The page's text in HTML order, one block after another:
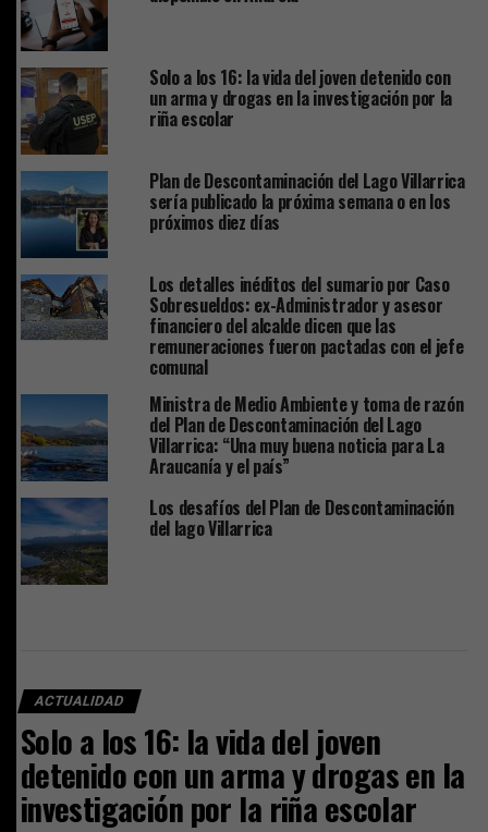
Solo a los 16: la vida del joven detenido con
un arma y drogas en la investigación por la
riña escolar
Plan de Descontaminación del Lago Villarrica
sería publicado la próxima semana o en los
próximos diez días
Los detalles inéditos del sumario por Caso
Sobresueldos: ex-Administrador y asesor
financiero del alcalde dicen que las
remuneraciones fueron pactadas con el jefe
comunal
Ministra de Medio Ambiente y toma de razón
del Plan de Descontaminación del Lago
Villarrica: “Una muy buena noticia para La
Araucanía y el país”
Los desafíos del Plan de Descontaminación
del lago Villarrica
ACTUALIDAD
Solo a los 16: la vida del joven
detenido con un arma y drogas en la
investigación por la riña escolar